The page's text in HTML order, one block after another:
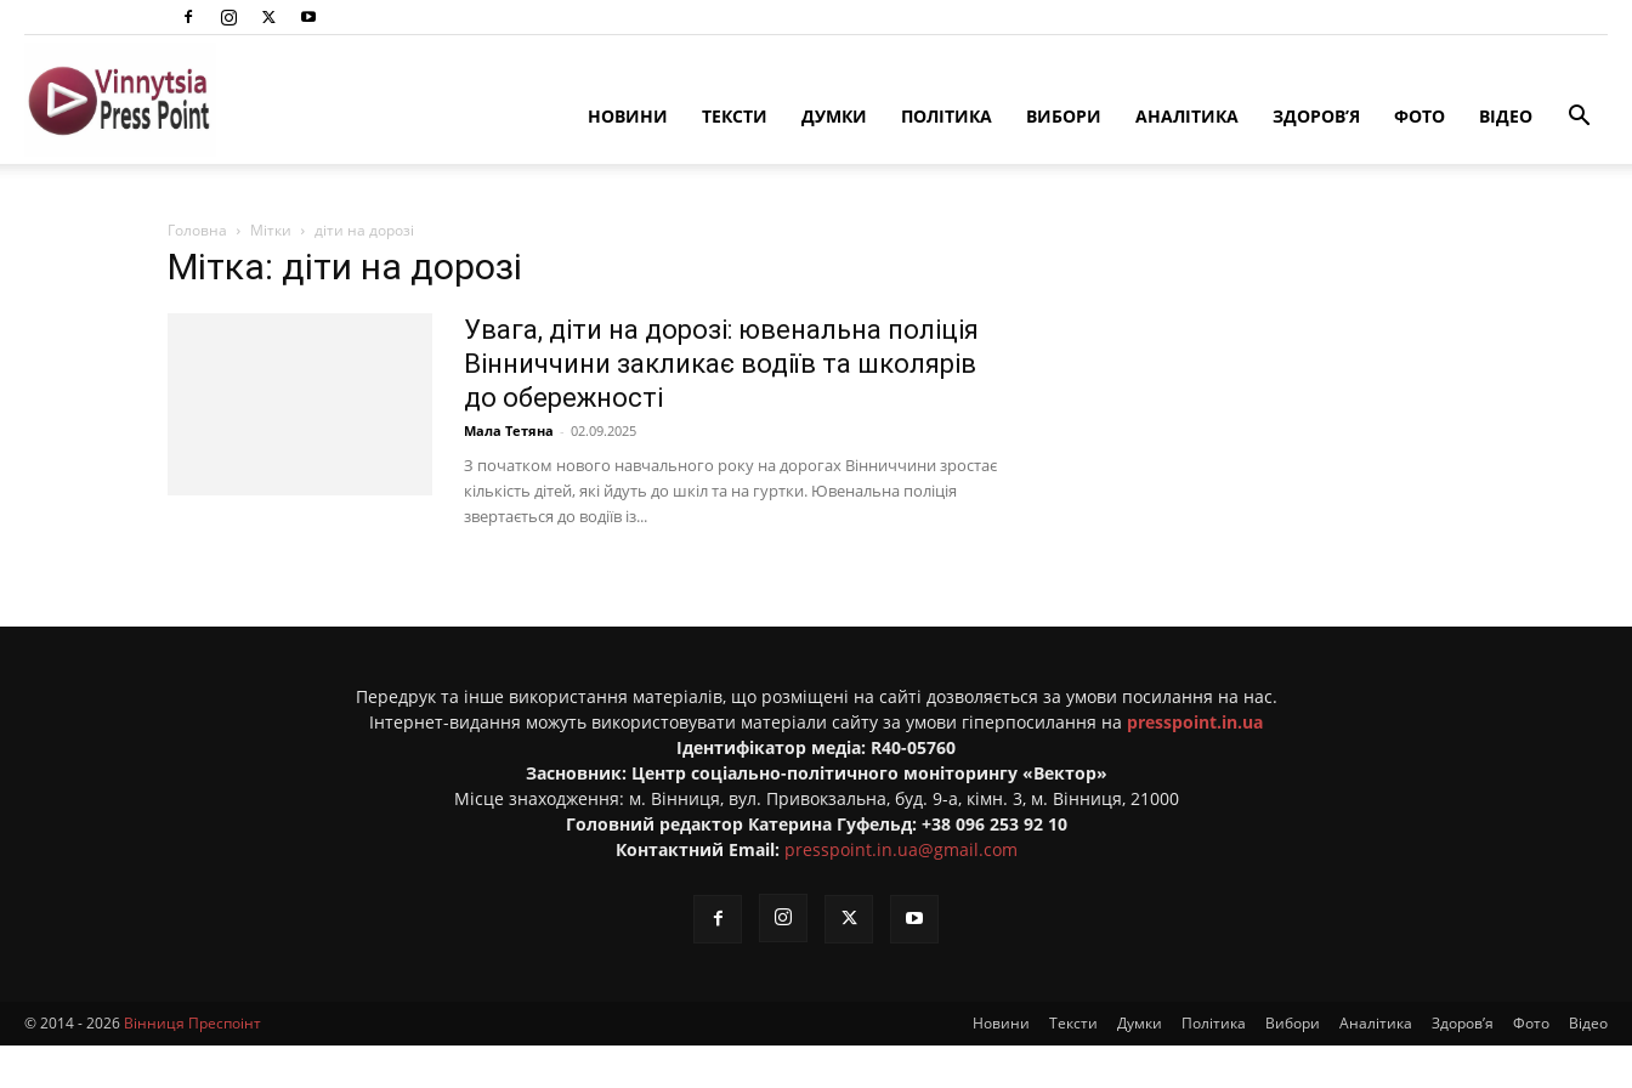
Преспоінт
НОВИНИ ТЕКСТИ ДУМКИ ПОЛІТИКА ВИБОРИ АНАЛІТИКА ЗДОРОВ’Я ФОТО ВІДЕО
Головна Мітки діти на дорозі
Мітка: діти на дорозі
Увага, діти на дорозі: ювенальна поліція
Вінниччини закликає водіїв та школярів
до обережності
Мала Тетяна - 02.09.2025
З початком нового навчального року на дорогах Вінниччини зростає
кількість дітей, які йдуть до шкіл та на гуртки. Ювенальна поліція
звертається до водіїв із...
Передрук та інше використання матеріалів, що розміщені на сайті дозволяється за умови посилання на нас.
Інтернет-видання можуть використовувати матеріали сайту за умови гіперпосилання на presspoint.in.ua
Ідентифікатор медіа: R40-05760
Засновник: Центр соціально-політичного моніторингу «Вектор»
Місце знаходження: м. Вінниця, вул. Привокзальна, буд. 9-а, кімн. 3, м. Вінниця, 21000
Головний редактор Катерина Гуфельд: +38 096 253 92 10
Контактний Email: presspoint.in.ua@gmail.com
Новини Тексти Думки Політика Вибори Аналітика Здоров’я Фото Відео
© 2014 - 2026 Вінниця Преспоінт